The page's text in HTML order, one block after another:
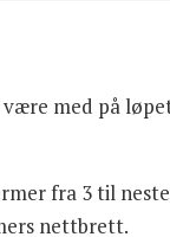
med på
fra 3 til
nettbrett.